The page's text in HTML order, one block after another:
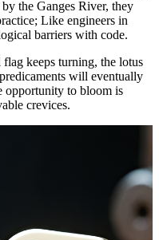
the Ganges River, they
Like engineers in
barriers with code.
keeps turning, the lotus
will eventually
opportunity to bloom is
crevices.